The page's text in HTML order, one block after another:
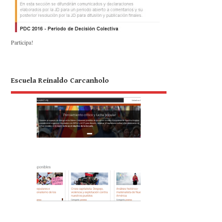
Participa!
Escuela Reinaldo Carcanholo